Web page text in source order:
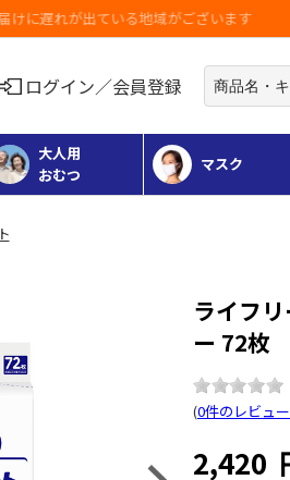
遅れが出ている地域がございます
ログイン／会員登録
大人用
おむつ
マスク
ライフ
ー 72枚
(0件のレビュー
2,420